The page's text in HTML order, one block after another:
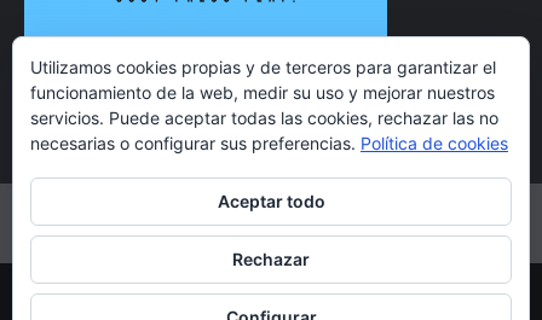
TwitterInstagramFacebookYouTube
Copyright 2021 MyiPop © Todos los derechos reservados.
Utilizamos cookies propias y de terceros para garantizar el
funcionamiento de la web, medir su uso y mejorar nuestros
servicios. Puede aceptar todas las cookies, rechazar las no
necesarias o configurar sus preferencias. Política de cookies
Aceptar todo
Rechazar